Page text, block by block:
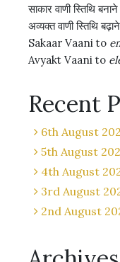
साकार वाणी स्तिथि
अव्यक्त वाणी स्तिथि
Sakaar Vaani to
Avyakt Vaani to
Recent
6th August
5th August
4th August
3rd August
2nd August